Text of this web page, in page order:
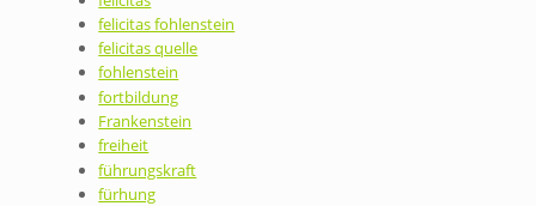
felicitas fohlenstein
felicitas quelle
fohlenstein
fortbildung
Frankenstein
freiheit
führungskraft
fürhung